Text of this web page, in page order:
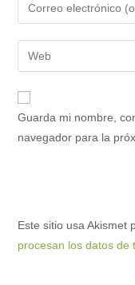
de
usuario
para
comentar
tu
dirección
de
electrónico
para
comentar
la
URL
Guarda mi nombre,
navegador para la
Este sitio usa Akismet
procesan los datos de